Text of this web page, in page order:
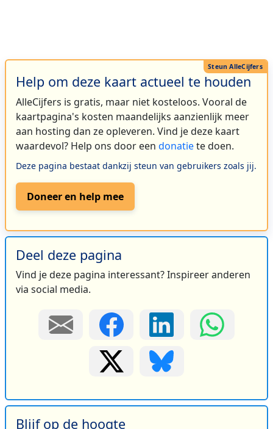
Help om deze kaart actueel te houden
AlleCijfers is gratis, maar niet kosteloos. Vooral de
kaartpagina's kosten maandelijks aanzienlijk meer
aan hosting dan ze opleveren. Vind je deze kaart
waardevol? Help ons door een donatiete doen.
Deze pagina bestaat dankzij steun van gebruikers zoals jij.
Doneer en help mee
Deel deze pagina
Vind je deze pagina interessant? Inspireer anderen
via social media.
Blijf op de hoogte